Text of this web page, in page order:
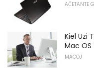
AĈETANTE
Kiel Uzi
Mac OS
MACOJ